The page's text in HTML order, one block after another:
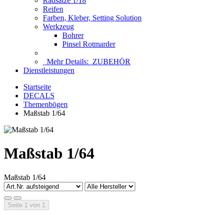
Reifen
Farben, Kleber, Setting Solution
Werkzeug
Bohrer
Pinsel Rotmarder
Mehr Details: ZUBEHÖR
Dienstleistungen
Startseite
DECALS
Themenbögen
Maßstab 1/64
Maßstab 1/64
Maßstab 1/64
Seite 1 von 1